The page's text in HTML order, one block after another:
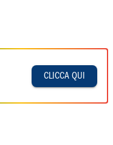
CLICCA QUI